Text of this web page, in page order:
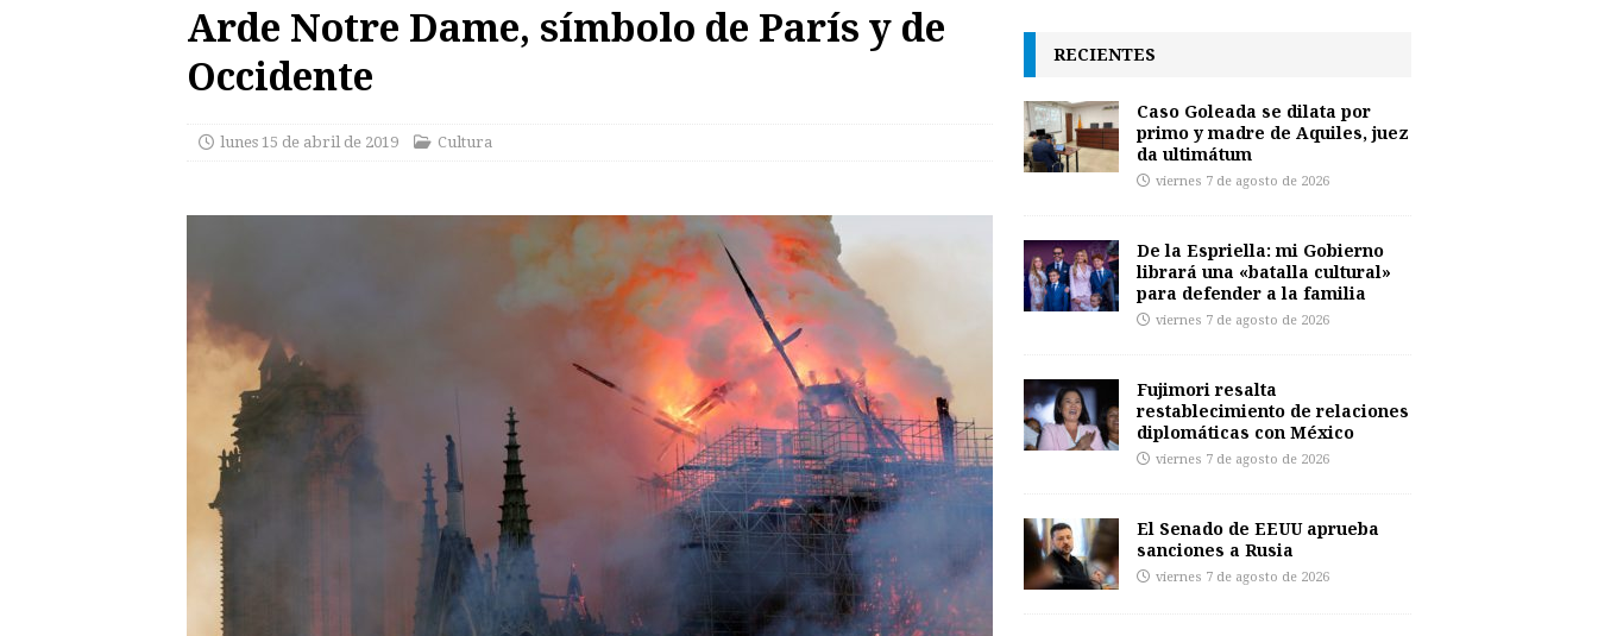
Arde Notre Dame, símbolo de París y de
Occidente
lunes 15 de abril de 2019 Cultura
RECIENTES
Caso Goleada se dilata por
primo y madre de Aquiles, juez
da ultimátum
viernes 7 de agosto de 2026
De la Espriella: mi Gobierno
librará una «batalla cultural»
para defender a la familia
viernes 7 de agosto de 2026
Fujimori resalta
restablecimiento de relaciones
diplomáticas con México
viernes 7 de agosto de 2026
El Senado de EEUU aprueba
sanciones a Rusia
viernes 7 de agosto de 2026